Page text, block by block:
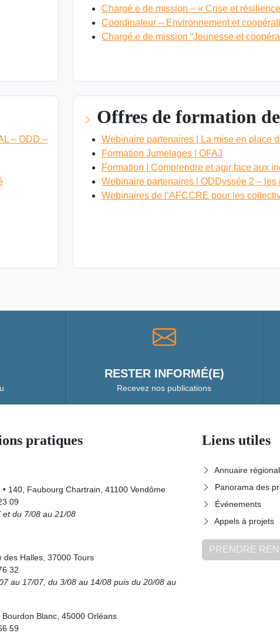
Chargé.e de mission – « Crise et
Coordinateur – Environnement et
Chargé.e de mission “Jeunesse et
– ODD –
Offres de formation
Webinaire partenaires | La mise en place
Formation Jumelages | OFAJ
Formation | Comprendre et agir face aux
Webinaire partenaires | ODDyssée 2 –
Webinaires de l’AFCCRE pour les
RESTER INFORMÉ(E)
Recevez nos publications
pratiques
• 140, Faubourg Chartrain, 41100 Vendôme
09
et du 7/08 au 21/08
des Halles, 37000 Tours
32
au 17/07, du 3/08 au 14/08 puis du 20/08 au
Bourdon Blanc, 45000 Orléans
59
Liens utiles
Annuaire régional
Panorama des
Événements
Appels à projets
PRENDRE